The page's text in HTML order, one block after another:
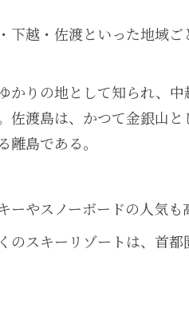
越・佐渡といった地域ご
かりの地として知られ、
佐渡島は、かつて金銀山
島である。
やスノーボードの人気も
のスキーリゾートは、首